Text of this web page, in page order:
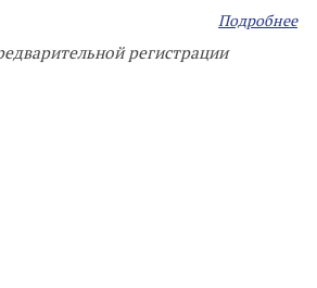
Подробнее
регистрации